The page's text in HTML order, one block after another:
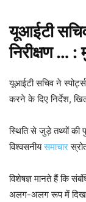
यूआईटी
निरीक्षण …
यूआईटी सचिव ने स्पोर्ट्स
करने के दिए निर्देश,
स्थिति से जुड़े तथ्यों की
विश्वसनीयसमाचार
विशेषज्ञ मानते हैं कि
अलग-अलग रूप में दिख